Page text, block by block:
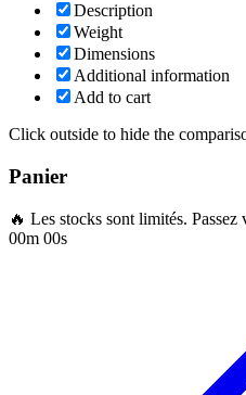
Description
Weight
Dimensions
Additional information
Add to cart
Click outside to hide the
Panier
🔥 Les stocks sont limités. Passez
00m 00s